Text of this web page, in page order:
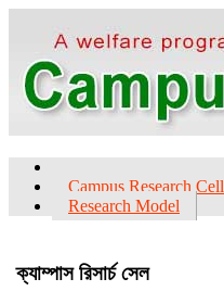
Campus Research Cell
Research Model
ক্যাম্পাস রিসার্চ সেল